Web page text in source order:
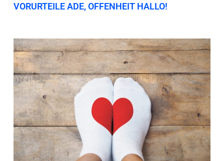
VORURTEILE ADE, OFFENHEIT HALLO!